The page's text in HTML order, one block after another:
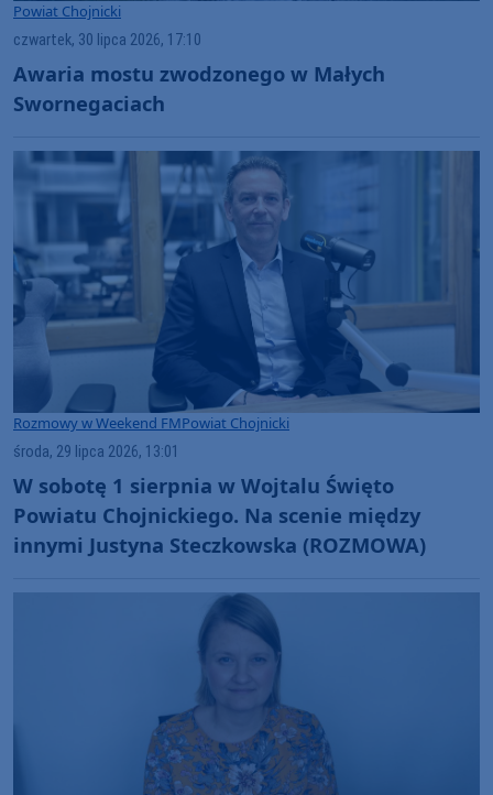
Powiat Chojnicki
czwartek, 30 lipca 2026, 17:10
Awaria mostu zwodzonego w Małych
Swornegaciach
Rozmowy w Weekend FMPowiat Chojnicki
środa, 29 lipca 2026, 13:01
W sobotę 1 sierpnia w Wojtalu Święto
Powiatu Chojnickiego. Na scenie między
innymi Justyna Steczkowska (ROZMOWA)